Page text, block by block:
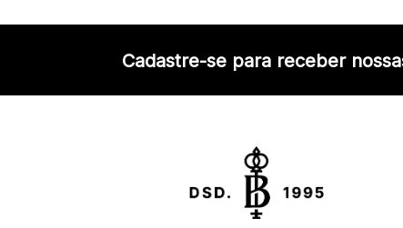
Cadastre-se para receber